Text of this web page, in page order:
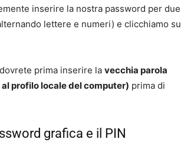
inserire la nostra password per due
lettere e numeri) e clicchiamo su
prima inserire la vecchia parola
profilo locale del computer) prima di
grafica e il PIN